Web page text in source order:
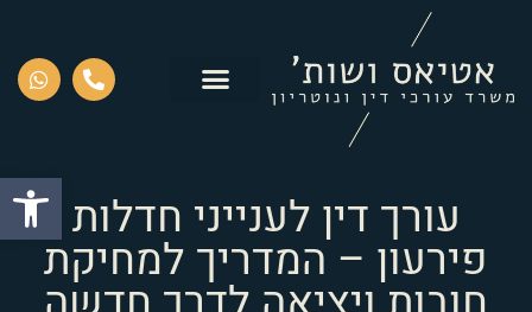
פתח עורך דין לענייני חדלות
פירעון – המדריך למחיקת